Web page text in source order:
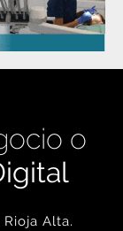
o
Alta.